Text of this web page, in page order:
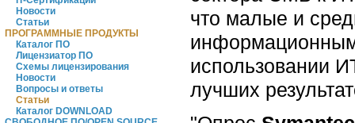
Новости
Статьи
ПРОГРАММНЫЕ ПРОДУКТЫ
Каталог ПО
Лицензиатор ПО
Схемы лицензирования
Новости
Вопросы и ответы
Статьи
Каталог DOWNLOAD
что малые и
использовании
лучших